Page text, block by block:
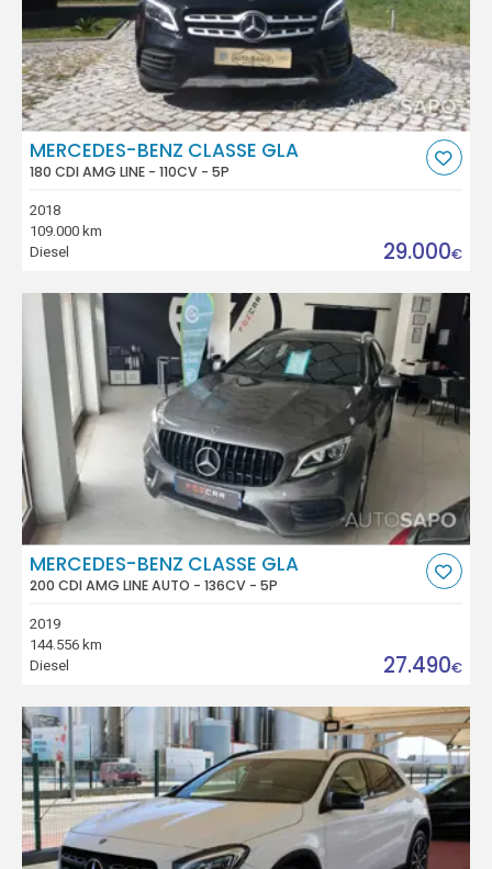
MERCEDES-BENZ CLASSE GLA
180 CDI AMG LINE - 110CV - 5P
2018
109.000 km
Diesel
29.000€
MERCEDES-BENZ CLASSE GLA
200 CDI AMG LINE AUTO - 136CV - 5P
2019
144.556 km
Diesel
27.490€